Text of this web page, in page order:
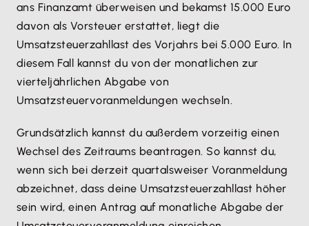
ans Finanzamt überweisen und bekamst 15.000 Euro
davon als Vorsteuer erstattet, liegt die
Umsatzsteuerzahllast des Vorjahrs bei 5.000 Euro. In
diesem Fall kannst du von der monatlichen zur
vierteljährlichen Abgabe von
Umsatzsteuervoranmeldungen wechseln.
Grundsätzlich kannst du außerdem vorzeitig einen
Wechsel des Zeitraums beantragen. So kannst du,
wenn sich bei derzeit quartalsweiser Voranmeldung
abzeichnet, dass deine Umsatzsteuerzahllast höher
sein wird, einen Antrag auf monatliche Abgabe der